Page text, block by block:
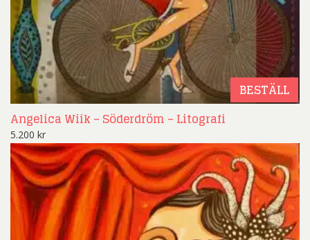
BESTÄLL
Angelica Wiik – Söderdröm – Litografi
5.200 kr